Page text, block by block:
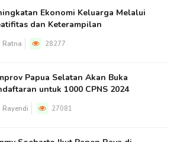
Ekonomi Keluarga Melalui
dan Keterampilan
Ratna 28277
Papua Selatan Akan Buka
untuk 1000 CPNS 2024
Rayendi 27081